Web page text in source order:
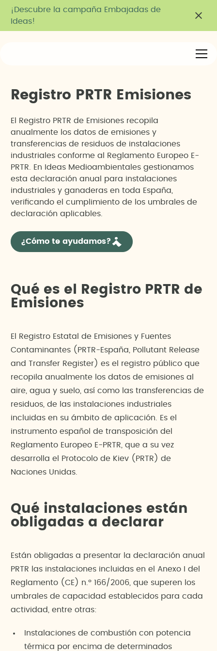
¡Descubre la campaña Embajadas de
Ideas!
Registro P RT R Emisiones
El Registro PRTR de Emisiones recopila
anualmente los datos de emisiones y
transferencias de residuos de instalaciones
industriales conforme al Reglamento Europeo E-
PRTR. En Ideas Medioambientales gestionamos
esta declaración anual para instalaciones
industriales y ganaderas en toda España,
verificando el cumplimiento de los umbrales de
declaración aplicables.
¿Cómo te ayudamos?
Qué es el Registro PRTR de
Emisiones
El Registro Estatal de Emisiones y Fuentes
Contaminantes (PRTR-España, Pollutant Release
and Transfer Register) es el registro público que
recopila anualmente los datos de emisiones al
aire, agua y suelo, así como las transferencias de
residuos, de las instalaciones industriales
incluidas en su ámbito de aplicación. Es el
instrumento español de transposición del
Reglamento Europeo E-PRTR, que a su vez
desarrolla el Protocolo de Kiev (PRTR) de
Naciones Unidas.
Qué instalaciones están
obligadas a declarar
Están obligadas a presentar la declaración anual
PRTR las instalaciones incluidas en el Anexo I del
Reglamento (CE) n.º 166/2006, que superen los
umbrales de capacidad establecidos para cada
actividad, entre otras:
Instalaciones de combustión con potencia
térmica por encima de determinados